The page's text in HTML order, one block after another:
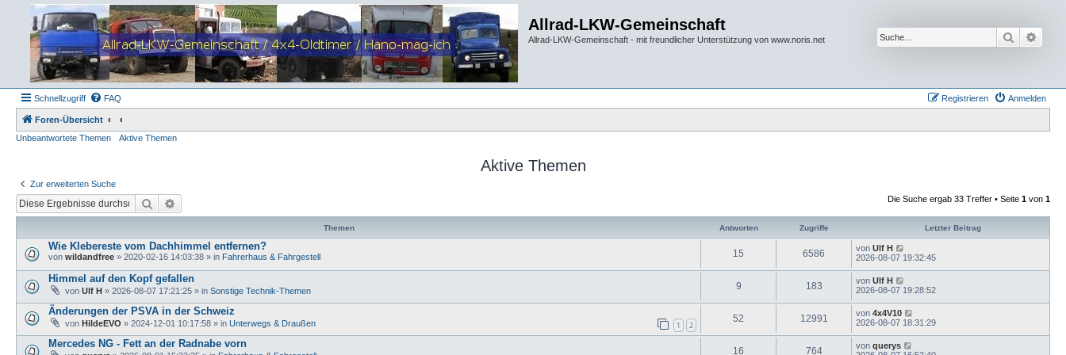
Allrad-LKW-Gemeinschaft
Allrad-LKW-Gemeinschaft - mit freundlicher Unterstützung von www.noris.net Suche
Schnellzugriff FAQ Anmelden
Registrieren
Foren-Übersicht
Unbeantwortete Themen
Aktive Themen
Aktive Themen
Zur erweiterten Suche
Suche Die Suche ergab 33 Treffer • Seite 1 von 1
Themen Antworten Zugriffe Letzter Beitrag
Wie Klebereste vom Dachhimmel entfernen?
von wildandfree » 2020-02-16 14:03:38 » in Fahrerhaus & Fahrgestell 15 6586 von Ulf H
2026-08-07 19:32:45
Himmel auf den Kopf gefallen
von Ulf H » 2026-08-07 17:21:25 » in Sonstige Technik-Themen 9 183 von Ulf H
2026-08-07 19:28:52
Änderungen der PSVA in der Schweiz
von HildeEVO » 2024-12-01 10:17:58 » in Unterwegs & Draußen 1 2
52 12991 von 4x4V10
2026-08-07 18:31:29
Mercedes NG - Fett an der Radnabe vorn
16 764 von querys